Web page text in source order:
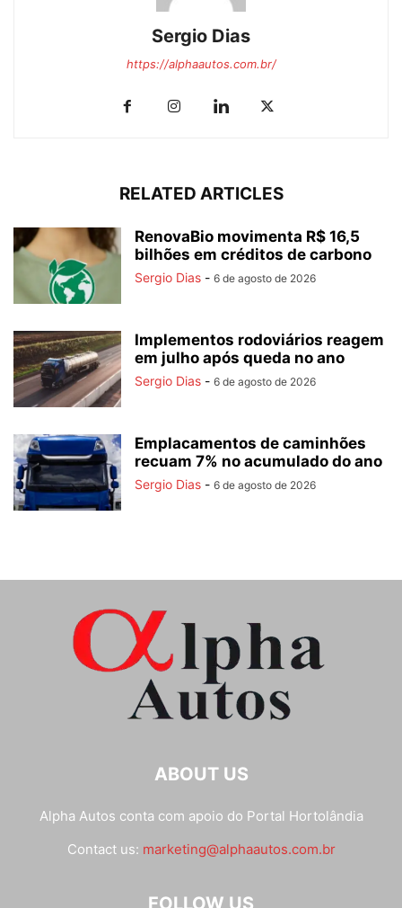
Sergio Dias
https://alphaautos.com.br/
RELATED ARTICLES
RenovaBio movimenta R$ 16,5
bilhões em créditos de carbono
Sergio Dias - 6 de agosto de 2026
Implementos rodoviários reagem
em julho após queda no ano
Sergio Dias - 6 de agosto de 2026
Emplacamentos de caminhões
recuam 7% no acumulado do ano
Sergio Dias - 6 de agosto de 2026
ABOUT US
Alpha Autos conta com apoio do Portal Hortolândia
Contact us: marketing@alphaautos.com.br